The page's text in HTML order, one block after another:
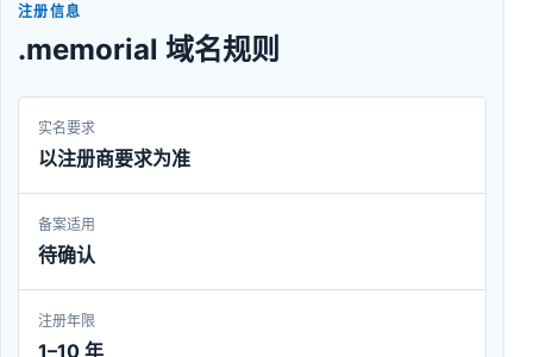
注册信息
.memorial 域名规则
实名要求
以注册商要求为准
备案适用
待确认
注册年限
1–10 年